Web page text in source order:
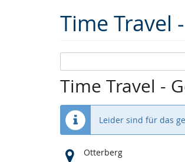
Time Travel
Time Travel -
Leider sind für das
Wo
Otterberg